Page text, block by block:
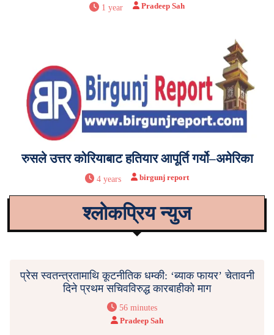
1 year Pradeep Sah
रुसले उत्तर कोरियाबाट हतियार आपूर्ति गर्यो–अमेरिका
4 years birgunj report
श्लोकप्रिय न्युज
प्रेस स्वतन्त्रतामाथि कूटनीतिक धम्की: ‘ब्याक फायर’ चेतावनी
दिने प्रथम सचिवविरुद्ध कारबाहीको माग
56 minutes
Pradeep Sah